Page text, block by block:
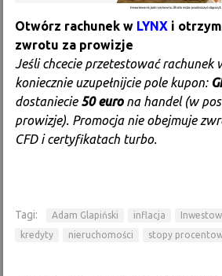
Otwórz rachunek w LYNX i
zwrotu za prowizje
Jeśli chcecie przetestować rachunek
koniecznie uzupełnijcie pole kupon:
dostaniecie 50 eurona handel (w
prowizje). Promocja nie obejmuje
CFD i certyfikatach turbo.
Tagi: Adam Glapiński inflacja
kredyty
nieruchomości stopy